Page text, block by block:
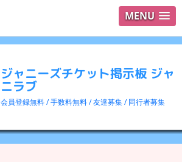
MENU
ジャニーズチケット掲示板 ジャ
ニラブ
会員登録無料 / 手数料無料 / 友達募集 / 同行者募集
ログイ
検索